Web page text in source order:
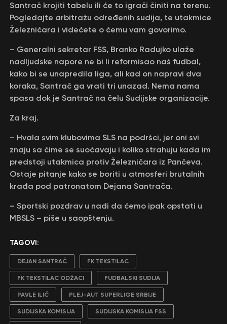
Santrač krojiti tabelu ili će to igrači činiti na terenu.
Pogledajte arbitražu određenih sudija, te utakmice
Železničara i videćete o čemu vam govorimo.
– Generalni sekretar FSS, Branko Radujko ulaže
nadljudske napore ne bi li reformisao naš fudbal,
kako bi se unapredila liga, ali kad on napravi dva
koraka, Santrač ga vrati tri unazad. Nema nama
spasa dok je Santrač na čelu Sudijske organizacije.
Za kraj.
– Hvala svim klubovima SLS na podršci, jer oni svi
znaju sa čime se suočavaju i koliko strahuju kada im
predstoji utakmica protiv Železničara iz Pančeva.
Ostaje pitanje kako se boriti u atmosferi brutalnih
krađa pod patronatom Dejana Santrača.
– Sportski pozdrav u nadi da ćemo ipak opstati u
MBSLS – piše u saopštenju.
TAGOVI:
DEJAN SANTRAČ FK TEKSTILAC
FK TEKSTILAC ODŽACI FUDBALSKI SUDIJA
PAVLE ILIĆ PLEJ-AUT SUPERLIGE SRBIJE
SUDIJSKA KOMISIJA SUDIJSKA KOMISIJA FSS